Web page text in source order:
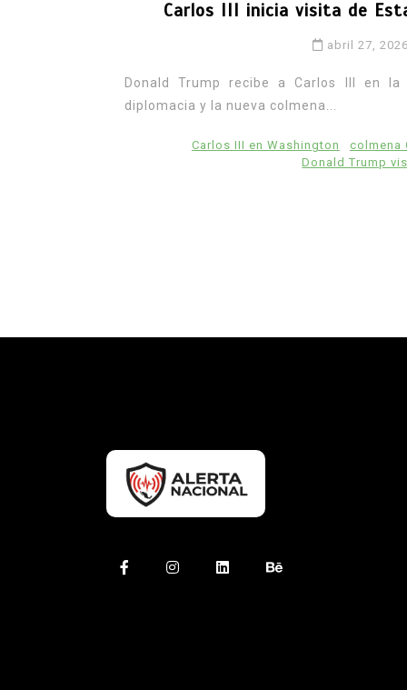
Carlos III inicia visita de
abril 27, 2026
Donald Trump recibe a Carlos III en
diplomacia y la nueva colmena...
Carlos III en Washington colmena
Donald Trump